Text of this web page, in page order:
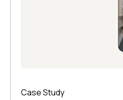
Case Study